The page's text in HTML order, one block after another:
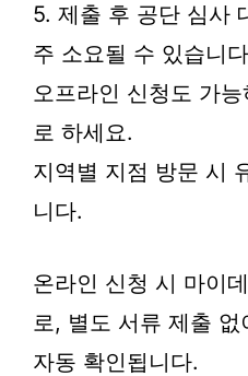
5. 제출 후 공단 심사
주 소요될 수 있습니
오프라인 신청도 가
로 하세요.
지역별 지점 방문 시
니다.
온라인 신청 시 마이
로, 별도 서류 제출
자동 확인됩니다.